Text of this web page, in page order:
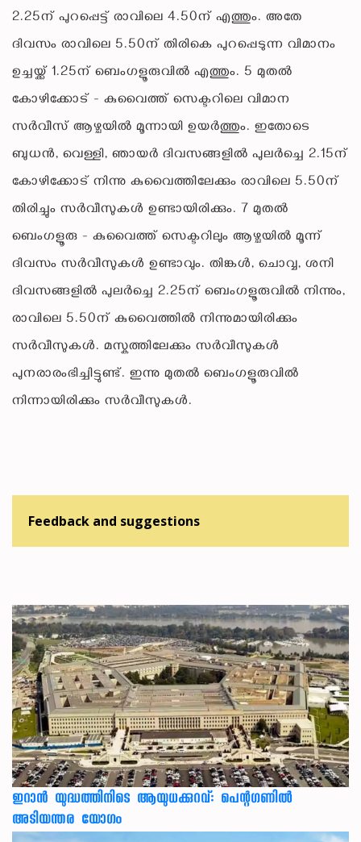
2.25ന് പുറപ്പെട്ട് രാവിലെ 4.50ന് എത്തും. അതേ
ദിവസം രാവിലെ 5.50ന് തിരികെ പുറപ്പെടുന്ന വിമാനം
ഉച്ചയ്ക്ക് 1.25ന് ബെംഗളൂരുവിൽ എത്തും. 5 മുതൽ
കോഴിക്കോട് - കുവൈത്ത് സെക്ടറിലെ വിമാന
സർവീസ് ആഴ്ചയിൽ മൂന്നായി ഉയർത്തും. ഇതോടെ
ബുധൻ, വെള്ളി, ഞായർ ദിവസങ്ങളിൽ പുലർച്ചെ 2.15ന്
കോഴിക്കോട് നിന്നു കുവൈത്തിലേക്കും രാവിലെ 5.50ന്
തിരിച്ചും സർവീസുകൾ ഉണ്ടായിരിക്കും. 7 മുതൽ
ബെംഗളൂരു - കുവൈത്ത് സെക്ടറിലും ആഴ്ചയിൽ മൂന്ന്
ദിവസം സർവീസുകൾ ഉണ്ടാവും. തിങ്കൾ, ചൊവ്വ, ശനി
ദിവസങ്ങളിൽ പുലർച്ചെ 2.25ന് ബെംഗളൂരുവിൽ നിന്നും,
രാവിലെ 5.50ന് കുവൈത്തിൽ നിന്നുമായിരിക്കും
സർവീസുകൾ. മസ്കത്തിലേക്കും സർവീസുകൾ
പുനരാരംഭിച്ചിട്ടുണ്ട്. ഇന്നു മുതൽ ബെംഗളൂരുവിൽ
നിന്നായിരിക്കും സർവീസുകൾ.
Feedback and suggestions
ഇറാന്‍ യുദ്ധത്തിനിടെ ആയുധക്കുറവ്: പെന്റഗണില്‍
അടിയന്തര യോഗം